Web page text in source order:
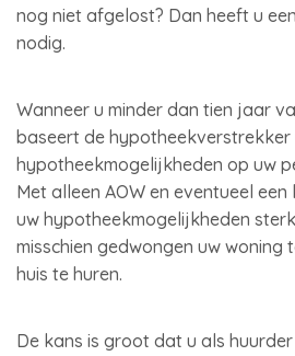
nog niet afgelost? Dan heeft u
nodig.
Wanneer u minder dan tien jaar
baseert de hypotheekverstrekker
hypotheekmogelijkheden op uw
Met alleen AOW en eventueel
uw hypotheekmogelijkheden
misschien gedwongen uw woning
huis te huren.
De kans is groot dat u als